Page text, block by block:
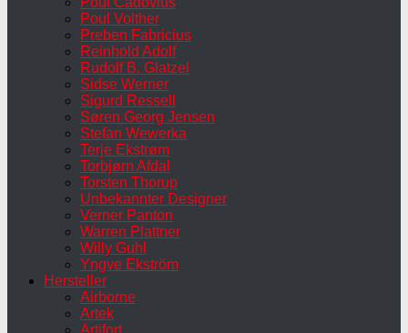
Poul Volther
Preben Fabricius
Reinhold Adolf
Rudolf B. Glatzel
Sidse Werner
Sigurd Ressell
Søren Georg Jensen
Stefan Wewerka
Terje Ekstrøm
Torbjørn Afdal
Torsten Thorup
Unbekannter Designer
Verner Panton
Warren Plattner
Willy Guhl
Yngve Ekström
Hersteller
Airborne
Artek
Artifort